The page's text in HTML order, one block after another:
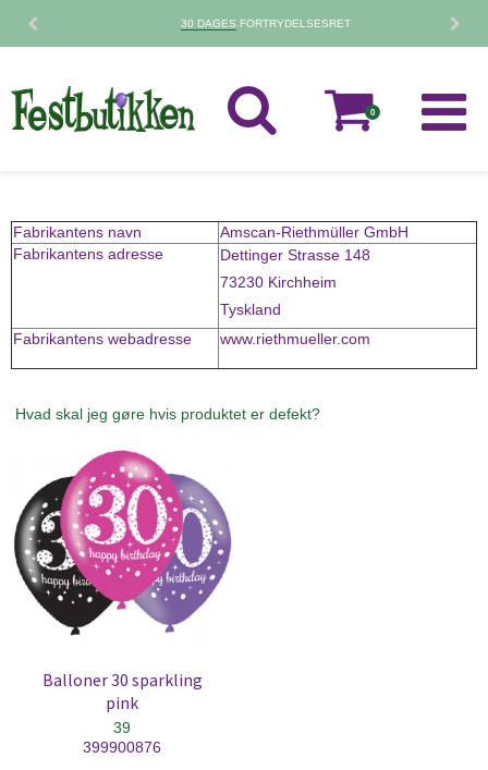
30 DAGESFORTRYDELSESRET
0
Fabrikantens navn
Amscan-Riethmüller GmbH
Fabrikantens adresse
Dettinger Strasse 148
73230 Kirchheim
Tyskland
Fabrikantens webadresse
www.riethmueller.com
Hvad skal jeg gøre hvis produktet er defekt?
Balloner 30 sparkling
pink
39
399900876